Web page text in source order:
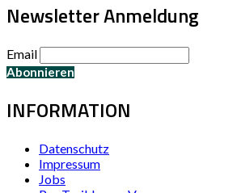
Newsletter Anmeldung
Email
INFORMATION
Datenschutz
Impressum
Jobs